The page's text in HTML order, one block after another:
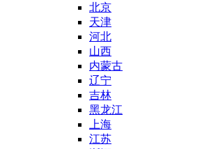
北京
天津
河北
山西
内蒙古
辽宁
吉林
黑龙江
上海
江苏